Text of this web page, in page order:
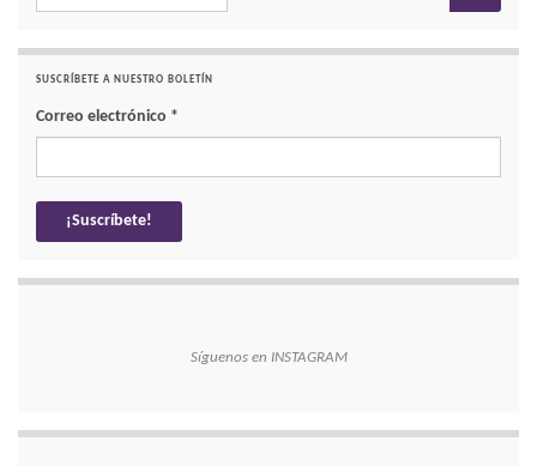
SUSCRÍBETE A NUESTRO BOLETÍN
Correo electrónico *
Síguenos en INSTAGRAM